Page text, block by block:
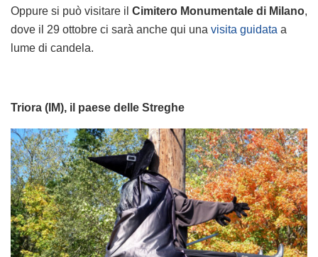
Oppure si può visitare il Cimitero Monumentale di Milano,
dove il 29 ottobre ci sarà anche qui una visita guidata a
lume di candela.
Triora (IM), il paese delle Streghe